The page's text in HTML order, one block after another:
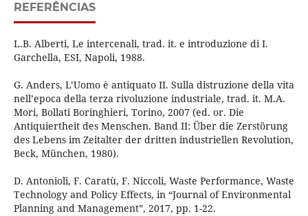
REFERÊNCIAS
L.B. Alberti, Le intercenali, trad. it. e introduzione di I.
Garchella, ESI, Napoli, 1988.
G. Anders, L’Uomo è antiquato II. Sulla distruzione della vita
nell’epoca della terza rivoluzione industriale, trad. it. M.A.
Mori, Bollati Boringhieri, Torino, 2007 (ed. or. Die
Antiquiertheit des Menschen. Band II: Über die Zerstörung
des Lebens im Zeitalter der dritten industriellen Revolution,
Beck, München, 1980).
D. Antonioli, F. Caratù, F. Niccoli, Waste Performance, Waste
Technology and Policy Effects, in “Journal of Environmental
Planning and Management”, 2017, pp. 1-22.